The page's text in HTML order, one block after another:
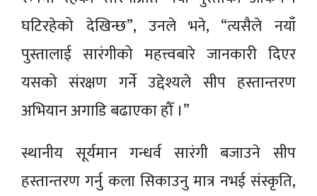
घटिरहेको देखिन्छ”, उनले भने, “त्यसैले नयाँ
पुस्तालाई सारंगीको महत्त्वबारे जानकारी दिएर
यसको संरक्षण गर्ने उद्देश्यले सीप हस्तान्तरण
अभियान अगाडि बढाएका हौँ ।”
स्थानीय सूर्यमान गन्धर्व सारंगी बजाउने सीप
हस्तान्तरण गर्नु कला सिकाउनु मात्र नभई संस्कृति,